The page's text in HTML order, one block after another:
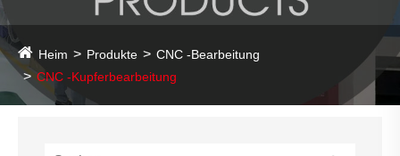
Heim Produkte
CNC -Bearbeitung
CNC -Kupferbearbeitung